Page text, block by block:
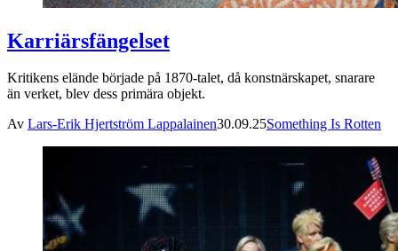
Karriärsfängelset
Kritikens elände började på 1870-talet, då konstnärskapet, snarare
än verket, blev dess primära objekt.
Av Lars-Erik Hjertström Lappalainen30.09.25Something Is Rotten